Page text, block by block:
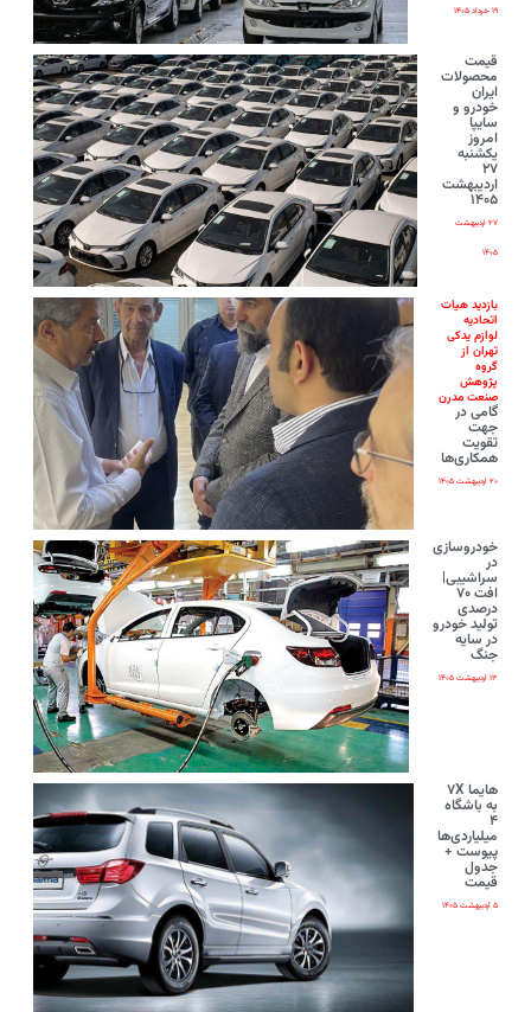
۱۹ خرداد ۱۴۰۵
قیمت
محصولات
ایران‌
خودرو و
سایپا
امروز
یکشنبه
۲۷
اردیبهشت
۱۴۰۵
۲۷ اردیبهشت
۱۴۰۵
بازدید هیات
اتحادیه
لوازم یدکی
تهران از
گروه
پژوهش
صنعت مدرن
گامی در
جهت
تقویت
همکاری‌ها
۲۰ اردیبهشت ۱۴۰۵
خودروسازی
در
سراشیبی|
افت ۷۰
درصدی
تولید خودرو
در سایه
جنگ
۱۳ اردیبهشت ۱۴۰۵
هایما ۷X
به باشگاه
۴
میلیاردی‌ها
پیوست +
جدول
قیمت
۵ اردیبهشت ۱۴۰۵